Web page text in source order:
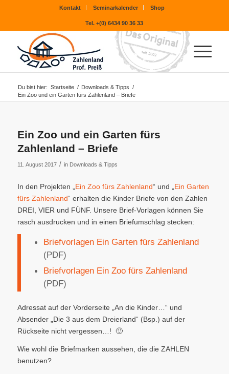
Kontakt Seminarkalender Shop
Tel. +(0) 6434 90 36 33
Du bist hier: Startseite / Downloads & Tipps /
Ein Zoo und ein Garten fürs Zahlenland – Briefe
Ein Zoo und ein Garten fürs
Zahlenland – Briefe
11. August 2017 / in Downloads & Tipps
In den Projekten „ Ein Zoo fürs Zahlenland“ und „ Ein Garten
fürs Zahlenland“ erhalten die Kinder Briefe von den Zahlen
DREI, VIER und FÜNF. Unsere Brief-Vorlagen können Sie
rasch ausdrucken und in einen Briefumschlag stecken:
Briefvorlagen Ein Garten fürs Zahlenland
(PDF)
Briefvorlagen Ein Zoo fürs Zahlenland
(PDF)
Adressat auf der Vorderseite „An die Kinder…“ und
Absender „Die 3 aus dem Dreierland“ (Bsp.) auf der
Rückseite nicht vergessen…! 🙂
Wie wohl die Briefmarken aussehen, die die ZAHLEN
benutzen?